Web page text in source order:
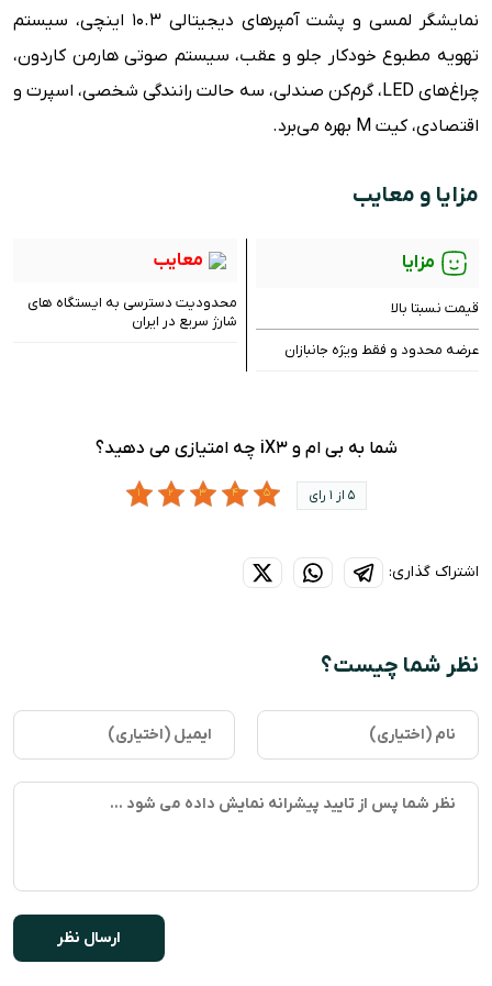
نمایشگر لمسی و پشت آمپرهای دیجیتالی 10.3 اینچی، سیستم
تهویه مطبوع خودکار جلو و عقب، سیستم صوتی هارمن کاردون،
چراغ‌های LED، گرم‌کن صندلی، سه حالت رانندگی شخصی، اسپرت و
اقتصادی، کیت M بهره می‌برد.
مزایا و معایب
مزایا
قیمت نسبتا بالا
عرضه محدود و فقط ویژه جانبازان
معایب
محدودیت دسترسی به ایستگاه های
شارژ‌ سریع در ایران
شما به بی ام و iX3 چه امتیازی می دهید؟
5 از 1 رای
اشتراک گذاری:
نظر شما چیست؟